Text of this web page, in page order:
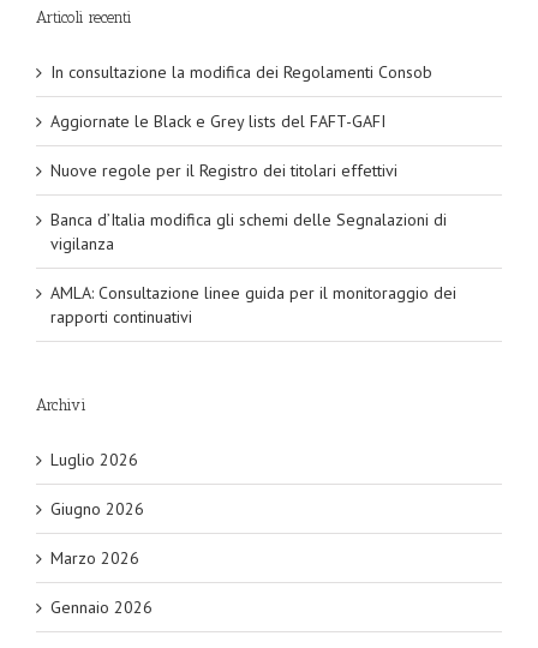
Articoli recenti
In consultazione la modifica dei Regolamenti Consob
Aggiornate le Black e Grey lists del FAFT-GAFI
Nuove regole per il Registro dei titolari effettivi
Banca d’Italia modifica gli schemi delle Segnalazioni di
vigilanza
AMLA: Consultazione linee guida per il monitoraggio dei
rapporti continuativi
Archivi
Luglio 2026
Giugno 2026
Marzo 2026
Gennaio 2026